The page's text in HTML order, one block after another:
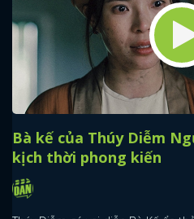
Bà kế của Thúy Diễm
kịch thời phong kiến